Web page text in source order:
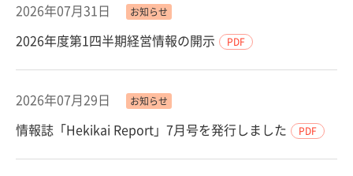
2026年07月31日 お知らせ
2026年度第1四半期経営情報の開示 PDF
2026年07月29日 お知らせ
情報誌「Hekikai Report」7月号を発行しました PDF